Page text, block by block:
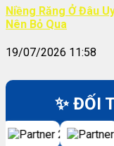
Niềng Răng Ở Đâu
Nên Bỏ Qua
19/07/2026 11:58
✨ ĐỐI